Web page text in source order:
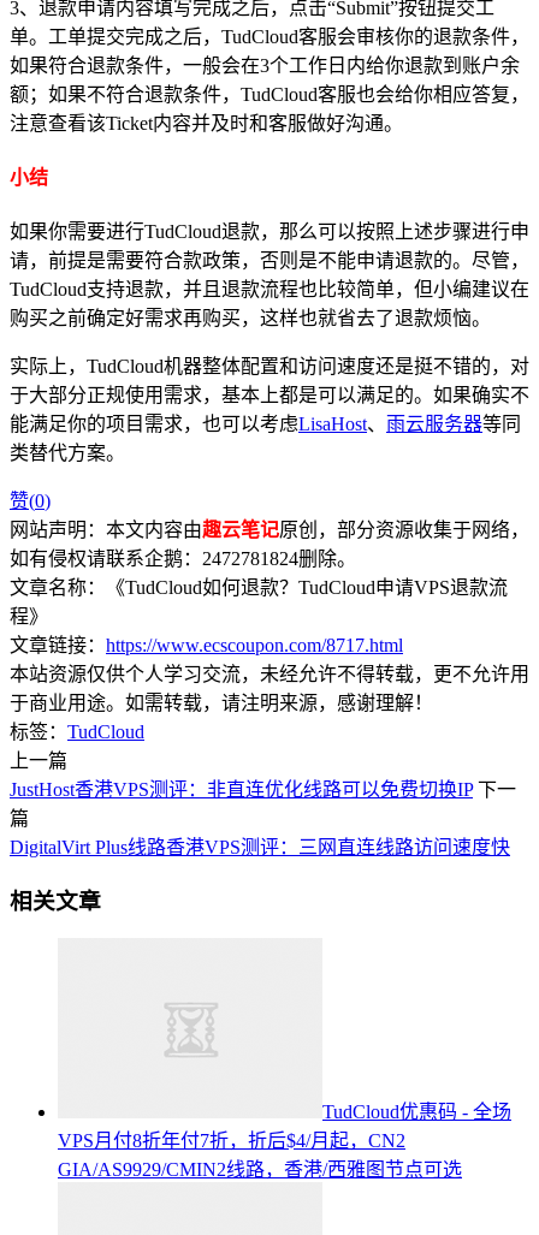
3、退款申请内容填写完成之后，点击“Submit”按钮提交工
单。工单提交完成之后，TudCloud客服会审核你的退款条件，
如果符合退款条件，一般会在3个工作日内给你退款到账户余
额；如果不符合退款条件，TudCloud客服也会给你相应答复，
注意查看该Ticket内容并及时和客服做好沟通。
小结
如果你需要进行TudCloud退款，那么可以按照上述步骤进行申
请，前提是需要符合款政策，否则是不能申请退款的。尽管，
TudCloud支持退款，并且退款流程也比较简单，但小编建议在
购买之前确定好需求再购买，这样也就省去了退款烦恼。
实际上，TudCloud机器整体配置和访问速度还是挺不错的，对
于大部分正规使用需求，基本上都是可以满足的。如果确实不
能满足你的项目需求，也可以考虑LisaHost、 雨云服务器等同
类替代方案。
赞(0)
网站声明：本文内容由趣云笔记原创，部分资源收集于网络，
如有侵权请联系企鹅：2472781824删除。
文章名称：《TudCloud如何退款？TudCloud申请VPS退款流
程》
文章链接： https://www.ecscoupon.com/8717.html
本站资源仅供个人学习交流，未经允许不得转载，更不允许用
于商业用途。如需转载，请注明来源，感谢理解！
标签： TudCloud
上一篇
JustHost香港VPS测评：非直连优化线路可以免费切换IP 下一
篇
DigitalVirt Plus线路香港VPS测评：三网直连线路访问速度快
相关文章
TudCloud优惠码 - 全场
VPS月付8折年付7折，折后$4/月起，CN2
GIA/AS9929/CMIN2线路，香港/西雅图节点可选